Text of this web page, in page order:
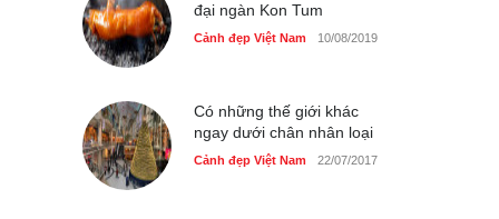
đại ngàn Kon Tum
Cảnh đẹp Việt Nam 10/08/2019
Có những thế giới khác
ngay dưới chân nhân loại
Cảnh đẹp Việt Nam 22/07/2017